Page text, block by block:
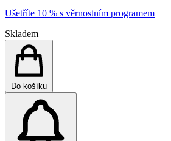
Ušetříte 10 % s věrnostním programem
Skladem
Do košíku